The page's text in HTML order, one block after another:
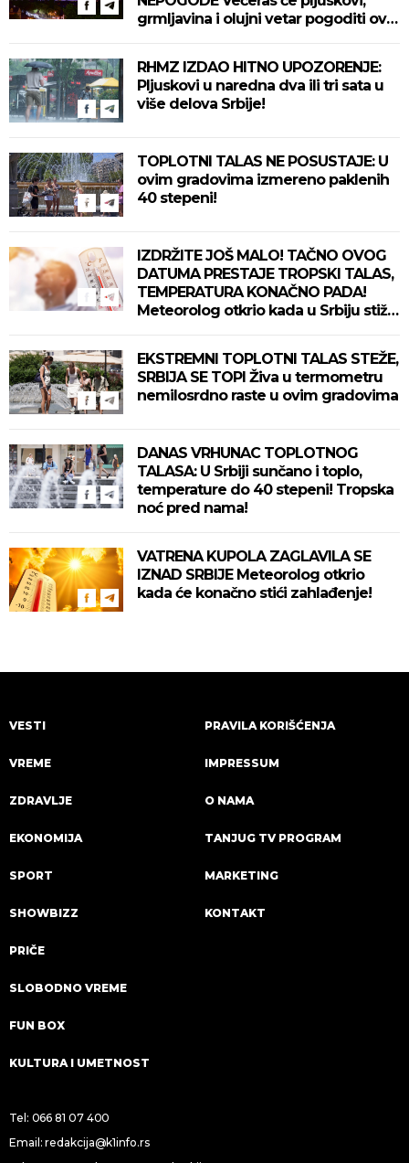
grmljavina i olujni vetar pogoditi ove
RHMZ IZDAO HITNO UPOZORENJE:
Pljuskovi u naredna dva ili tri sata u
više delova Srbije!
TOPLOTNI TALAS NE POSUSTAJE: U
ovim gradovima izmereno paklenih
40 stepeni!
IZDRŽITE JOŠ MALO! TAČNO OVOG
DATUMA PRESTAJE TROPSKI TALAS,
TEMPERATURA KONAČNO PADA!
Meteorolog otkrio kada u Srbiju stiže
EKSTREMNI TOPLOTNI TALAS STEŽE,
SRBIJA SE TOPI Živa u termometru
nemilosrdno raste u ovim gradovima
DANAS VRHUNAC TOPLOTNOG
TALASA: U Srbiji sunčano i toplo,
temperature do 40 stepeni! Tropska
noć pred nama!
VATRENA KUPOLA ZAGLAVILA SE
IZNAD SRBIJE Meteorolog otkrio
kada će konačno stići zahlađenje!
VESTI
VREME
ZDRAVLJE
EKONOMIJA
SPORT
SHOWBIZZ
PRIČE
SLOBODNO VREME
FUN BOX
KULTURA I UMETNOST
PRAVILA KORIŠĆENJA
IMPRESSUM
O NAMA
TANJUG TV PROGRAM
MARKETING
KONTAKT
Tel: 066 81 07 400
Email:redakcija@k1info.rs